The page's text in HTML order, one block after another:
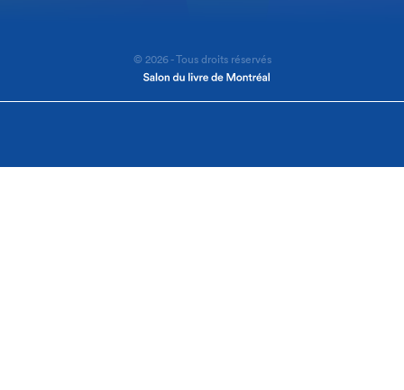
© 2026 - Tous droits réservés